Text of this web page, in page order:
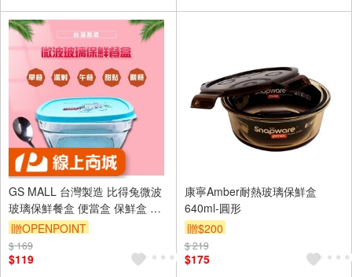
GS MALL 台灣製造 比得兔微波
玻璃保鮮餐盒 便當盒 保鮮盒 冷
藏碗 收納碗 餐碗 比得兔 鮮餐盒
便當盒
贈OPENPOINT
$ 169
$119
康寧Amber耐熱玻璃保鮮盒
640ml-圓形
贈$200
$ 219
$175